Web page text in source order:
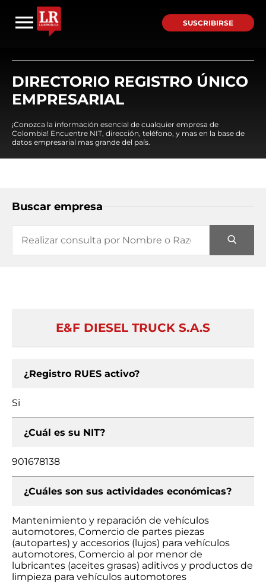
SUSCRIBIRSE
DIRECTORIO REGISTRO ÚNICO
EMPRESARIAL
¡Conozca la información esencial de cualquier empresa de
Colombia! Encuentre NIT, dirección, teléfono, y mas en la base de
datos empresarial mas grande del país.
Buscar empresa
E&F DIESEL TRUCK S.A.S
¿Registro RUES activo?
Si
¿Cuál es su NIT?
901678138
¿Cuáles son sus actividades económicas?
Mantenimiento y reparación de vehículos
automotores, Comercio de partes piezas
(autopartes) y accesorios (lujos) para vehículos
automotores, Comercio al por menor de
lubricantes (aceites grasas) aditivos y productos de
limpieza para vehículos automotores